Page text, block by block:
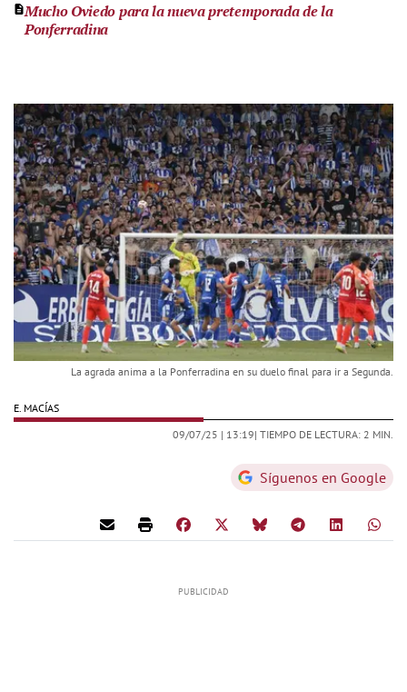
Mucho Oviedo para la nueva pretemporada de la
Ponferradina
La agrada anima a la Ponferradina en su duelo final para ir a Segunda.
E. MACÍAS
09/07/25 | 13:19| TIEMPO DE LECTURA: 2 MIN.
Síguenos en Google